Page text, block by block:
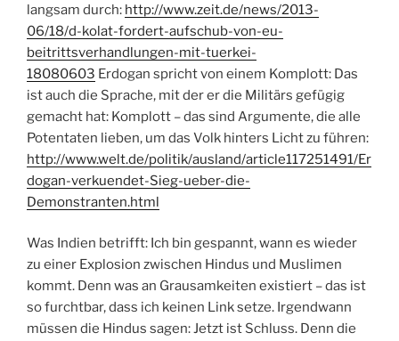
langsam durch: http://www.zeit.de/news/2013-
06/18/d-kolat-fordert-aufschub-von-eu-
beitrittsverhandlungen-mit-tuerkei-
18080603 Erdogan spricht von einem Komplott: Das
ist auch die Sprache, mit der er die Militärs gefügig
gemacht hat: Komplott – das sind Argumente, die alle
Potentaten lieben, um das Volk hinters Licht zu führen:
http://www.welt.de/politik/ausland/article117251491/Er
dogan-verkuendet-Sieg-ueber-die-
Demonstranten.html
Was Indien betrifft: Ich bin gespannt, wann es wieder
zu einer Explosion zwischen Hindus und Muslimen
kommt. Denn was an Grausamkeiten existiert – das ist
so furchtbar, dass ich keinen Link setze. Irgendwann
müssen die Hindus sagen: Jetzt ist Schluss. Denn die